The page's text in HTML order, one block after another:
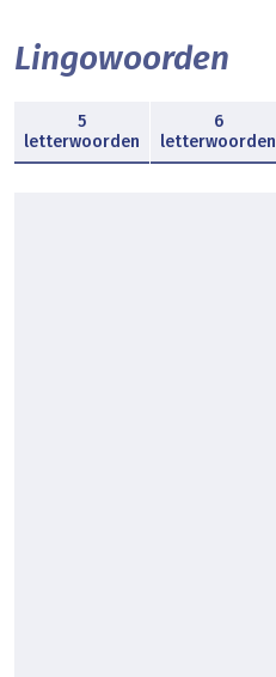
Lingowoorden
5
letterwoorden
6
letterwoorden